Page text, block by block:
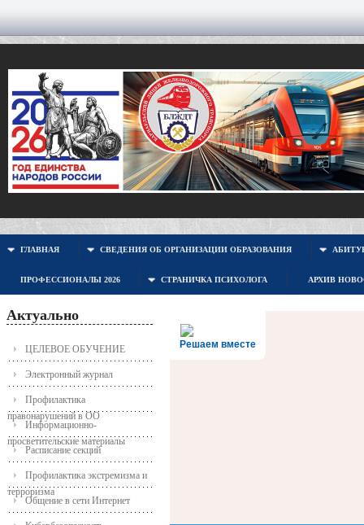
ГЛАВНАЯ СВЕДЕНИЯ ОБ ОРГАНИЗАЦИИ ОБРАЗОВАНИЯ
ПРОФЕССИОНАЛЫ 2026 СТРАНИЧКА ПСИХОЛОГА АРХИВ
Актуально
ЦЕЛЕВОЕ ОБУЧЕНИЕ
Электронный журнал
Профилактика
правонарушений в ОО
Информационно-
просветительские материалы
Расписание секций
Профилактика экстремизма и
терроризма
Общение в сети Интернет
Решаем вместе